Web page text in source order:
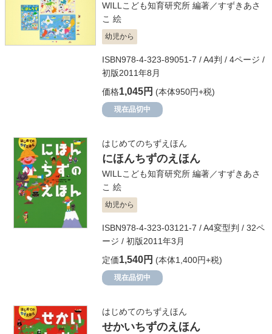
WILLこども知育研究所 編著／すずきあさ
こ 絵
幼児から
ISBN978-4-323-89051-7 / A4判 / 4ページ /
初版2011年8月
価格1,045円 (本体950円+税)
現在品切中
はじめてのちずえほん
にほんちずのえほん
WILLこども知育研究所 編著／すずきあさ
こ 絵
幼児から
ISBN978-4-323-03121-7 / A4変型判 / 32ペ
ージ / 初版2011年3月
定価1,540円 (本体1,400円+税)
現在品切中
はじめてのちずえほん
せかいちずのえほん